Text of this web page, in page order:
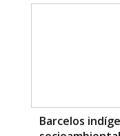
Barcelos